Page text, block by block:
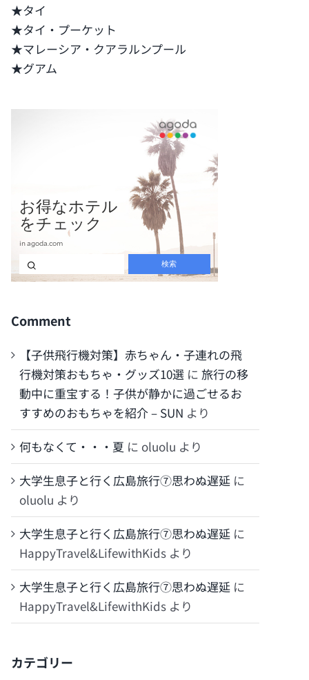
★タイ
★タイ・プーケット
★マレーシア・クアラルンプール
★グアム
Comment
【子供飛行機対策】赤ちゃん・子連れの飛
行機対策おもちゃ・グッズ10選 に 旅行の移
動中に重宝する！子供が静かに過ごせるお
すすめのおもちゃを紹介 – SUN より
何もなくて・・・夏 に oluolu より
大学生息子と行く広島旅行⑦思わぬ遅延 に
oluolu より
大学生息子と行く広島旅行⑦思わぬ遅延 に
HappyTravel&LifewithKids より
大学生息子と行く広島旅行⑦思わぬ遅延 に
HappyTravel&LifewithKids より
カテゴリー